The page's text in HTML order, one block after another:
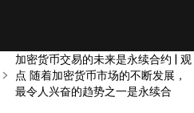
加密货币交易的未来是永续合约 | 观
点 随着加密货币市场的不断发展，
最令人兴奋的趋势之一是永续合